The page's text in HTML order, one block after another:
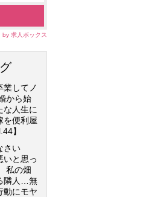
求人ボックス
業してノ
から始
な人生に
を便利屋
】
さい
いと思っ
私の畑
隣人…無
動にモヤ